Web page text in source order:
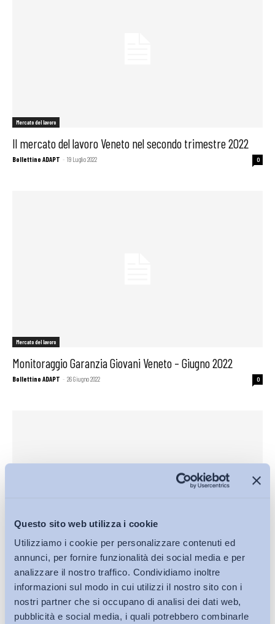
Questo sito web utilizza i cookie
Utilizziamo i cookie per personalizzare contenuti ed
annunci, per fornire funzionalità dei social media e per
analizzare il nostro traffico. Condividiamo inoltre
informazioni sul modo in cui utilizzi il nostro sito con i
nostri partner che si occupano di analisi dei dati web,
pubblicità e social media, i quali potrebbero combinarle
Mercato del lavoro
Il mercato del lavoro Veneto nel secondo trimestre 2022
Bollettino ADAPT - 19 Luglio 2022 0
Mercato del lavoro
Monitoraggio Garanzia Giovani Veneto – Giugno 2022
Bollettino ADAPT - 26 Giugno 2022 0
Mercato del lavoro
Il mercato del lavoro Veneto nel mese di Maggio 2022
Bollettino ADAPT - 19 Giugno 2022